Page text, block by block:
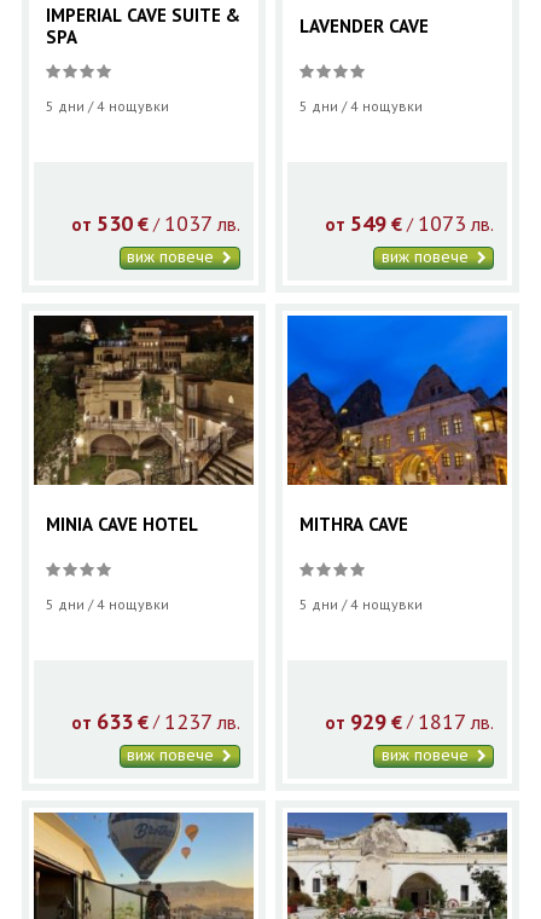
IMPERIAL CAVE SUITE &
SPA
5 дни / 4 нощувки
от 530 €/ 1037 лв.
виж повече
LAVENDER CAVE
5 дни / 4 нощувки
от 549 € / 1073 лв.
виж повече
MINIA CAVE HOTEL
5 дни / 4 нощувки
от 633 €/ 1237 лв.
виж повече
MITHRA CAVE
5 дни / 4 нощувки
от 929 € / 1817 лв.
виж повече